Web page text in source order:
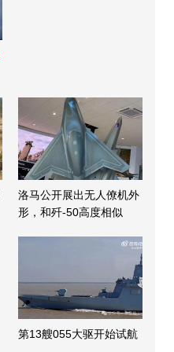
洛马公开展出无人僚机外
形，和歼-50高度相似
第13艘055大驱开始试航